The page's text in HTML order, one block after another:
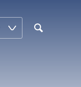
Search